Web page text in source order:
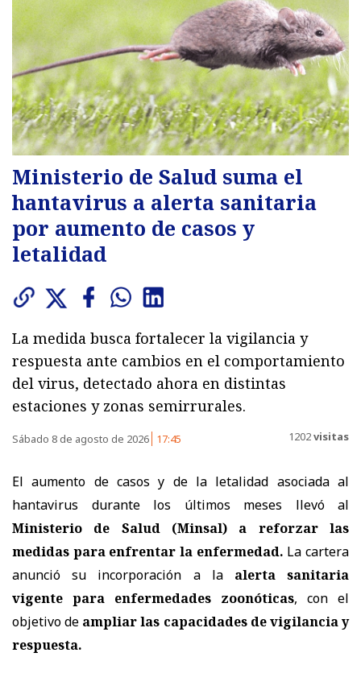
Ministerio de Salud suma el
hantavirus a alerta sanitaria
por aumento de casos y
letalidad
La medida busca fortalecer la vigilancia y
respuesta ante cambios en el comportamiento
del virus, detectado ahora en distintas
estaciones y zonas semirrurales.
Sábado 8 de agosto de 2026 17:45 1202visitas
El aumento de casos y de la letalidad asociada al
hantavirus durante los últimos meses llevó al
Ministerio de Salud (Minsal) a reforzar las
medidas para enfrentar la enfermedad. La cartera
anunció su incorporación a la alerta sanitaria
vigente para enfermedades zoonóticas, con el
objetivo de ampliar las capacidades de vigilancia y
respuesta.